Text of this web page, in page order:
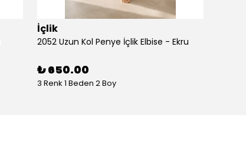
İçlik
2052 Uzun Kol Penye İçlik Elbise - Ekru
₺ 650.00
3 Renk 1 Beden 2 Boy